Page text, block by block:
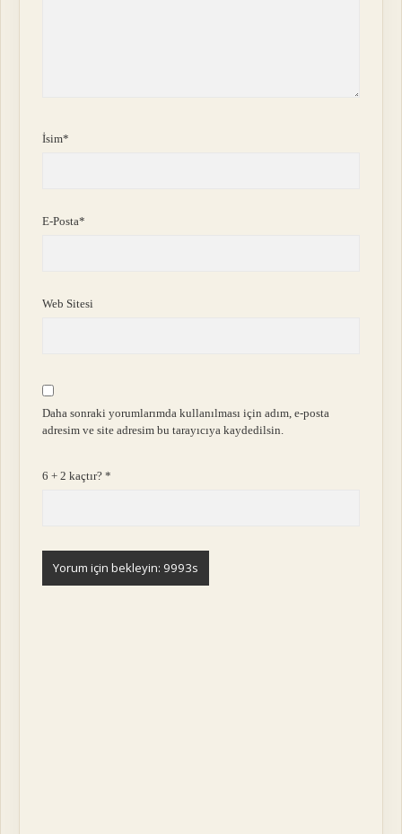
İsim*
E-Posta*
Web Sitesi
Daha sonraki yorumlarımda kullanılması için adım, e-posta
adresim ve site adresim bu tarayıcıya kaydedilsin.
6 + 2 kaçtır?*